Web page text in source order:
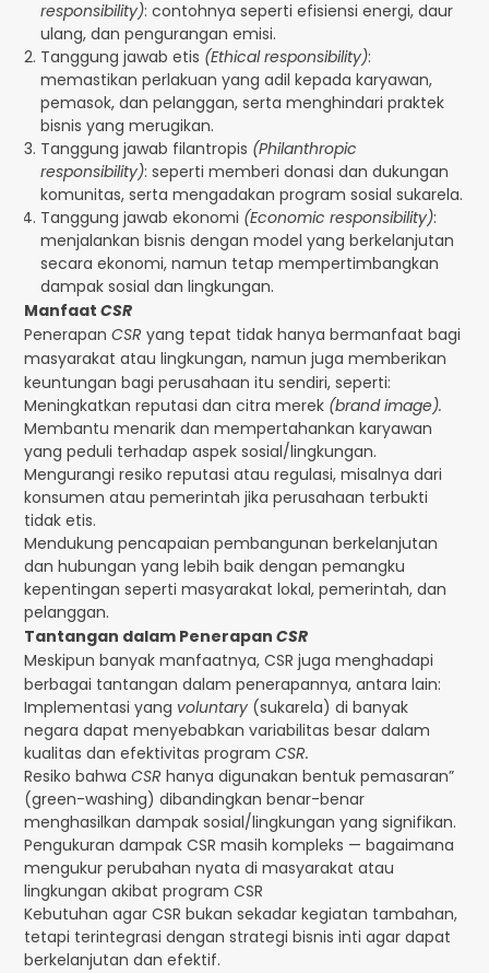
responsibility): contohnya seperti efisiensi energi, daur
ulang, dan pengurangan emisi.
Tanggung jawab etis (Ethical responsibility):
memastikan perlakuan yang adil kepada karyawan,
pemasok, dan pelanggan, serta menghindari praktek
bisnis yang merugikan.
Tanggung jawab filantropis (Philanthropic
responsibility): seperti memberi donasi dan dukungan
komunitas, serta mengadakan program sosial sukarela.
Tanggung jawab ekonomi (Economic responsibility):
menjalankan bisnis dengan model yang berkelanjutan
secara ekonomi, namun tetap mempertimbangkan
dampak sosial dan lingkungan.
ManfaatCSR
PenerapanCSR yang tepat tidak hanya bermanfaat bagi
masyarakat atau lingkungan, namun juga memberikan
keuntungan bagi perusahaan itu sendiri, seperti:
Meningkatkan reputasi dan citra merek (brand image).
Membantu menarik dan mempertahankan karyawan
yang peduli terhadap aspek sosial/lingkungan.
Mengurangi resiko reputasi atau regulasi, misalnya dari
konsumen atau pemerintah jika perusahaan terbukti
tidak etis.
Mendukung pencapaian pembangunan berkelanjutan
dan hubungan yang lebih baik dengan pemangku
kepentingan seperti masyarakat lokal, pemerintah, dan
pelanggan.
Tantangan dalam PenerapanCSR
Meskipun banyak manfaatnya, CSR juga menghadapi
berbagai tantangan dalam penerapannya, antara lain:
Implementasi yang voluntary (sukarela) di banyak
negara dapat menyebabkan variabilitas besar dalam
kualitas dan efektivitas programCSR.
Resiko bahwaCSR hanya digunakan bentuk pemasaran”
(green-washing) dibandingkan benar-benar
menghasilkan dampak sosial/lingkungan yang signifikan.
Pengukuran dampak CSR masih kompleks — bagaimana
mengukur perubahan nyata di masyarakat atau
lingkungan akibat program CSR
Kebutuhan agar CSR bukan sekadar kegiatan tambahan,
tetapi terintegrasi dengan strategi bisnis inti agar dapat
berkelanjutan dan efektif.